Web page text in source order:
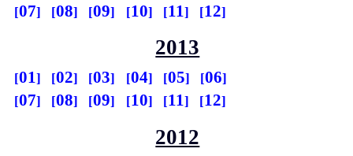
07
08 09 10 11 12
2013
01 02 03 04 05
06
07
08 09 10 11 12
2012